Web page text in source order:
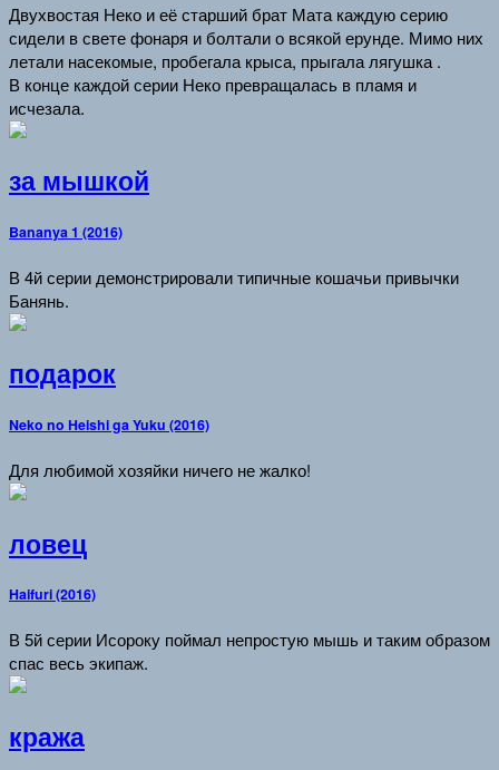
Двухвостая Неко и её старший брат Мата каждую серию
сидели в свете фонаря и болтали о всякой ерунде. Мимо них
летали насекомые, пробегала крыса, прыгала лягушка .
В конце каждой серии Неко превращалась в пламя и
исчезала.
за мышкой
Bananya 1 (2016)
В 4й серии демонстрировали типичные кошачьи привычки
Банянь.
подарок
Neko no Heishi ga Yuku (2016)
Для любимой хозяйки ничего не жалко!
ловец
Haifuri (2016)
В 5й серии Исороку поймал непростую мышь и таким образом
спас весь экипаж.
кража